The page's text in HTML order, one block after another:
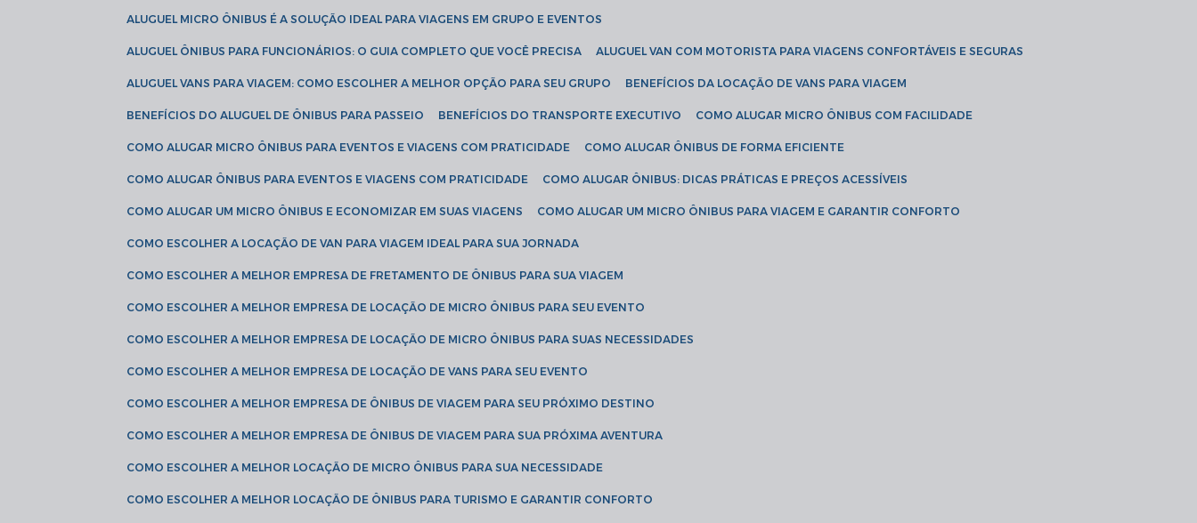
ALUGUEL MICRO ÔNIBUS É A SOLUÇÃO IDEAL PARA VIAGENS EM GRUPO E EVENTOS
ALUGUEL ÔNIBUS PARA FUNCIONÁRIOS: O GUIA COMPLETO QUE VOCÊ PRECISA ALUGUEL VAN COM MOTORISTA PARA VIAGENS CONFORTÁVEIS E SEGURAS
ALUGUEL VANS PARA VIAGEM: COMO ESCOLHER A MELHOR OPÇÃO PARA SEU GRUPO BENEFÍCIOS DA LOCAÇÃO DE VANS PARA VIAGEM
BENEFÍCIOS DO ALUGUEL DE ÔNIBUS PARA PASSEIO BENEFÍCIOS DO TRANSPORTE EXECUTIVO COMO ALUGAR MICRO ÔNIBUS COM FACILIDADE
COMO ALUGAR MICRO ÔNIBUS PARA EVENTOS E VIAGENS COM PRATICIDADE COMO ALUGAR ÔNIBUS DE FORMA EFICIENTE
COMO ALUGAR ÔNIBUS PARA EVENTOS E VIAGENS COM PRATICIDADE COMO ALUGAR ÔNIBUS: DICAS PRÁTICAS E PREÇOS ACESSÍVEIS
COMO ALUGAR UM MICRO ÔNIBUS E ECONOMIZAR EM SUAS VIAGENS COMO ALUGAR UM MICRO ÔNIBUS PARA VIAGEM E GARANTIR CONFORTO
COMO ESCOLHER A LOCAÇÃO DE VAN PARA VIAGEM IDEAL PARA SUA JORNADA
COMO ESCOLHER A MELHOR EMPRESA DE FRETAMENTO DE ÔNIBUS PARA SUA VIAGEM
COMO ESCOLHER A MELHOR EMPRESA DE LOCAÇÃO DE MICRO ÔNIBUS PARA SEU EVENTO
COMO ESCOLHER A MELHOR EMPRESA DE LOCAÇÃO DE MICRO ÔNIBUS PARA SUAS NECESSIDADES
COMO ESCOLHER A MELHOR EMPRESA DE LOCAÇÃO DE VANS PARA SEU EVENTO
COMO ESCOLHER A MELHOR EMPRESA DE ÔNIBUS DE VIAGEM PARA SEU PRÓXIMO DESTINO
COMO ESCOLHER A MELHOR EMPRESA DE ÔNIBUS DE VIAGEM PARA SUA PRÓXIMA AVENTURA
COMO ESCOLHER A MELHOR LOCAÇÃO DE MICRO ÔNIBUS PARA SUA NECESSIDADE
COMO ESCOLHER A MELHOR LOCAÇÃO DE ÔNIBUS PARA TURISMO E GARANTIR CONFORTO